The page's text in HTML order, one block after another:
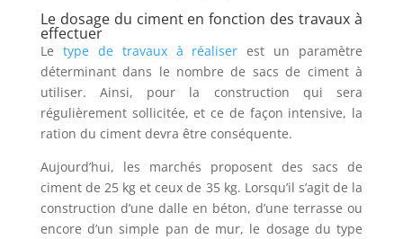
Le dosage du ciment en fonction des travaux à
effectuer
Le type de travaux à réaliser est un paramètre
déterminant dans le nombre de sacs de ciment à
utiliser. Ainsi, pour la construction qui sera
régulièrement sollicitée, et ce de façon intensive, la
ration du ciment devra être conséquente.
Aujourd’hui, les marchés proposent des sacs de
ciment de 25 kg et ceux de 35 kg. Lorsqu’il s’agit de la
construction d’une dalle en béton, d’une terrasse ou
encore d’un simple pan de mur, le dosage du type